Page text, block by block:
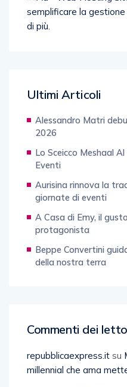
Ultimi Articoli
Alessandro Matri
2026
Lo Sceicco Meshaal
Eventi
Aurisina rinnova la
giornate di eventi
A Casa di Emy, il
protagonista
Beppe Convertini
della nostra terra
Commenti dei
repubblicaexpress.it su
millennial che ama